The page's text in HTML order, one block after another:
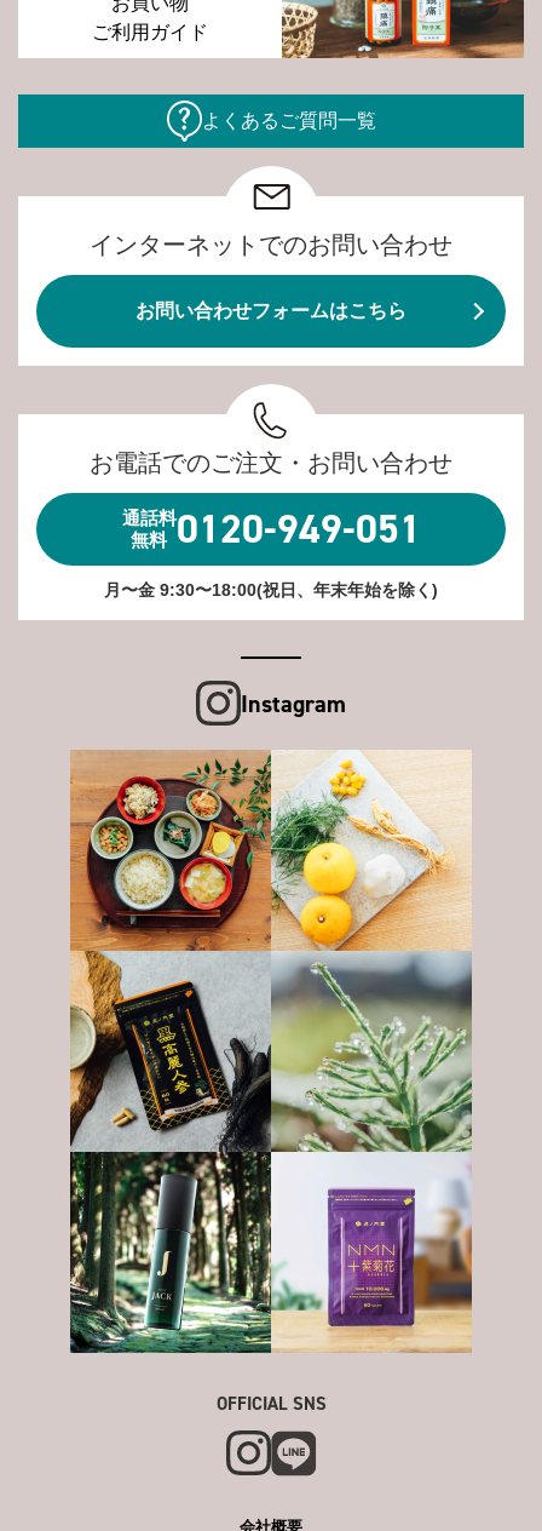
ご利用ガイド
よくあるご質問一覧
インターネットでのお問い合わせ
お問い合わせフォームはこちら
お電話でのご注文・お問い合わせ
通話料
無料 0120-949-051
月〜金 9:30〜18:00(祝日、年末年始を除く)
Instagram
OFFICIAL SNS
会社概要